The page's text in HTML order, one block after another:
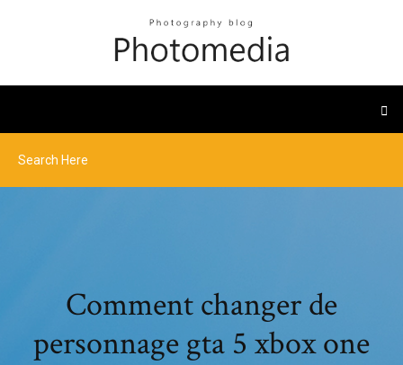
Comment changer de
personnage gta 5 xbox one